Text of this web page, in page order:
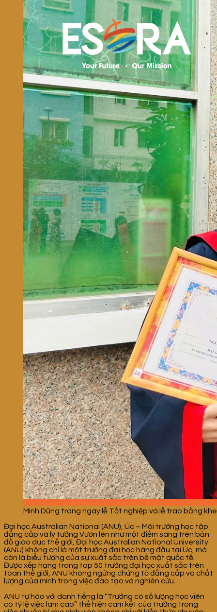
Minh Dũng trong ngày lễ Tốt nghiệp và lễ trao bằng
Đại học Australian National (ANU), Úc – Môi trường học tập
đẳng cấp và lý tưởng Vươn lên như một điểm sáng trên bản
đồ giáo dục thế giới, Đại học Australian National University
(ANU) không chỉ là một trường đại học hàng đầu tại Úc, mà
còn là biểu tượng của sự xuất sắc trên bề mặt quốc tế.
Được xếp hạng trong top 50 trường đại học xuất sắc trên
toàn thế giới, ANU không ngừng chứng tỏ đẳng cấp và chất
lượng của mình trong việc đào tạo và nghiên cứu.
ANU tự hào với danh tiếng là “Trường có số lượng học viên
có tỷ lệ việc làm cao” thể hiện cam kết của trường trong